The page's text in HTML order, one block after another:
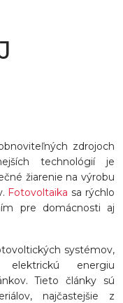
zdrojoch
technológií je
žiarenie na výrobu
Fotovoltaika sa rýchlo
pre domácnosti aj
systémov,
energiu
Tieto články sú
najčastejšie z